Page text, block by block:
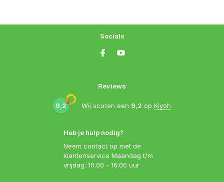
Heb je hulp nodig?
Neem contact op met de
klantenservice Maandag t/m
vrijdag: 10.00 - 16:00 uur
Reviews
9,2 Wij scoren een 9,2 op Kiyoh
Socials